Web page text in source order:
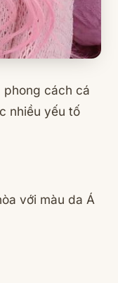
cách cá
nhiều yếu tố
với màu da Á